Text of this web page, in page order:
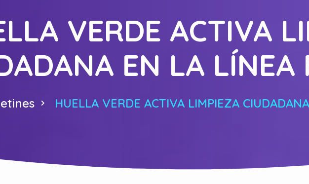
VERDE ACTIVA
EN LA LÍNEA
HUELLA VERDE ACTIVA LIMPIEZA